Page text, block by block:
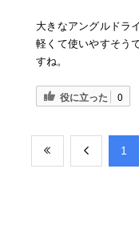
大きなアングルドラ
軽くて使いやすそう
すね。
役に立った 0
​1